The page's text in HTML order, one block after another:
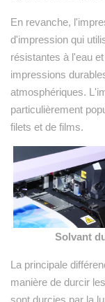
En revanche,
d'impression qui
résistantes à l'eau
impressions
atmosphériques.
particulièrement
filets et de films.
Solvant
La principale
manière de durcir